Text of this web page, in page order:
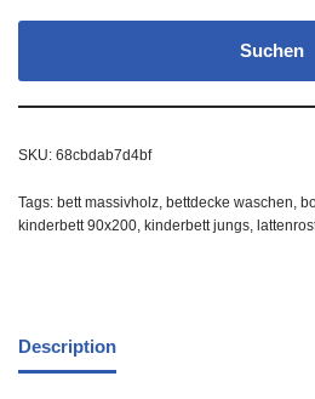
Suchen
SKU: 68cbdab7d4bf
Tags: bett massivholz, bettdecke waschen,
kinderbett 90x200, kinderbett jungs,
Description